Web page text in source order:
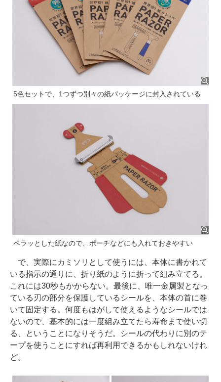
5色セットで、1つずつ別々の紙パッケージに封入されている
ペラッとした紙なので、ポーチなどにも入れておきやすい
で、実際にカミソリとして使うには、本体に書かれて
いる指示の通りに、折り紙のように折って組み立てる。
これには30秒もかからない。最後に、唯一金属製となっ
ている刃の部分を保護しているシールを、本体の首に巻
いて固定する。何度もはがして使えるようなシールでは
ないので、基本的には一度組み立てたら寿命まで使い切
る、ということになりそうだ。シールの代わりに別のテ
ープを使うことにすれば再利用できるかもしれないけれ
ど。